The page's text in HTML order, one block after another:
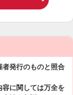
発行のものと照合
に関しては万全を